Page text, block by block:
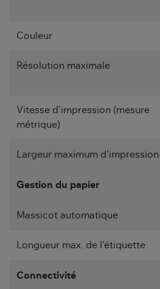
Couleur
Résolution maximale
Vitesse d'impression (mesure
métrique)
Largeur maximum d'impression
Gestion du papier
Massicot automatique
Longueur max. de l'étiquette
Connectivité